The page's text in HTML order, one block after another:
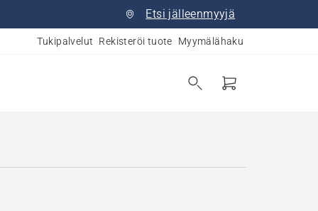
Etsi jälleenmyyjä
Tukipalvelut Rekisteröi tuote Myymälähaku